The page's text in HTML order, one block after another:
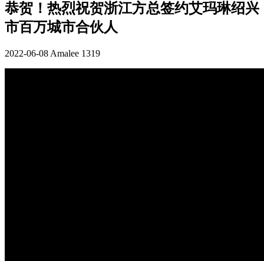
恭贺！热烈祝贺浙江方总签约艾玛琳绍兴
市百万城市合伙人
2022-06-08 Amalee 1319